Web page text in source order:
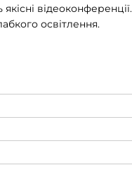
освітлення.